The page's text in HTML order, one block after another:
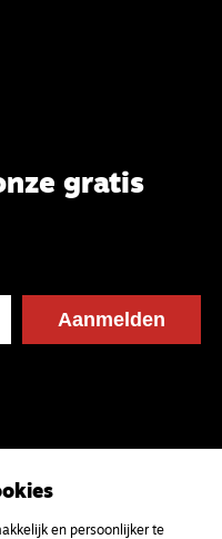
gratis
en persoonlijker te